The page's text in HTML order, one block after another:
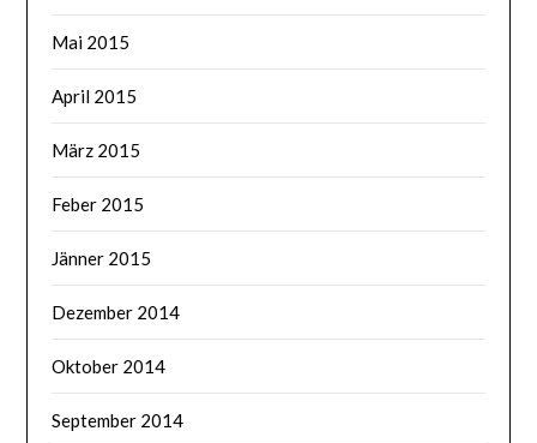
Mai 2015
April 2015
März 2015
Feber 2015
Jänner 2015
Dezember 2014
Oktober 2014
September 2014